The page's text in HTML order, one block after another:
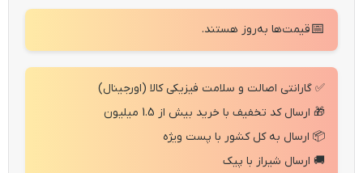
📅قیمت‌ها به‌روز هستند.
✅ گارانتی اصالت و سلامت فیزیکی کالا (اورجینال)
🎁 ارسال کد تخفیف با خرید بیش از 1.5 میلیون
📦 ارسال به کل کشور با پست ویژه
🚚 ارسال شیراز با پیک